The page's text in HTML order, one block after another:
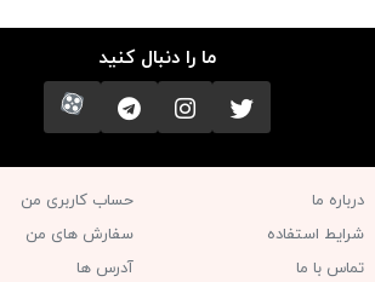
ما را دنبال کنید
تویتر اینستاگرامکانال تلگرام
آپارات
درباره ما
شرایط استفاده
تماس با ما
حساب کاربری من
سفارش های من‎
آدرس ها